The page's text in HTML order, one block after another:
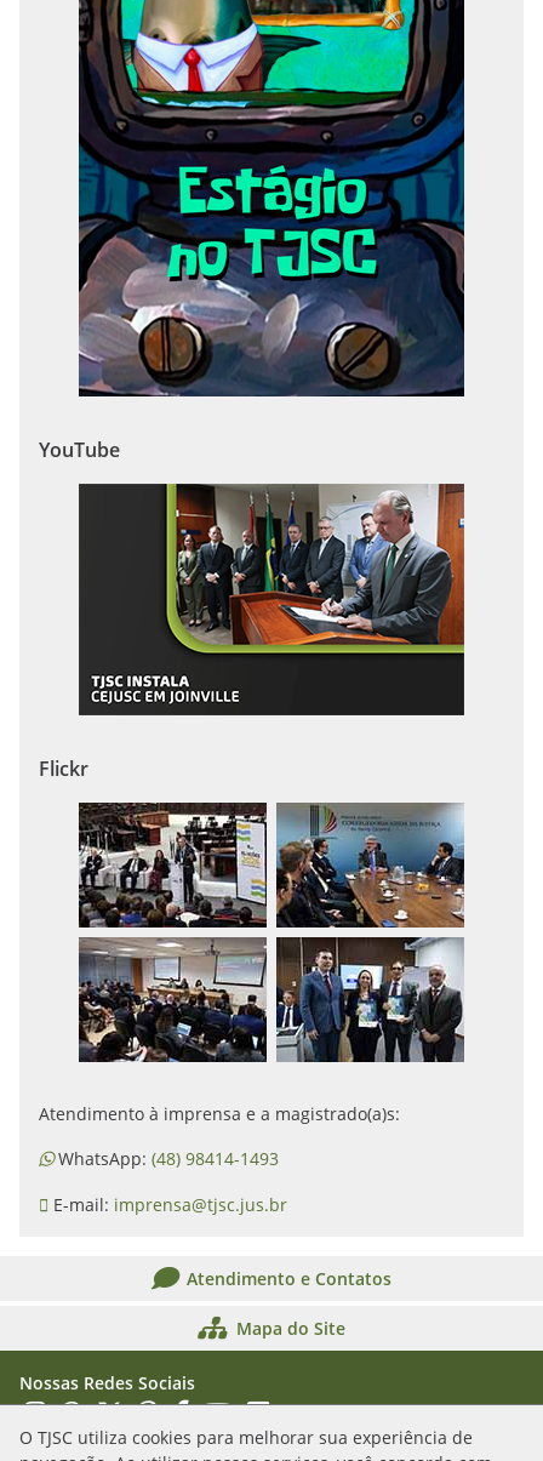
O TJSC utiliza cookies para melhorar sua experiência de
YouTube
Flickr
Atendimento à imprensa e a magistrado(a)s:
WhatsApp: (48) 98414-1493
E-mail: imprensa@tjsc.jus.br
Atendimento e Contatos
Mapa do Site
Nossas Redes Sociais
Acessar Instagram
Acessar WhatsApp
Acessar XAcessar Threads
Acessar Facebook
Acessar YouTube
Acessar Flickr
Acessar SoundCloud